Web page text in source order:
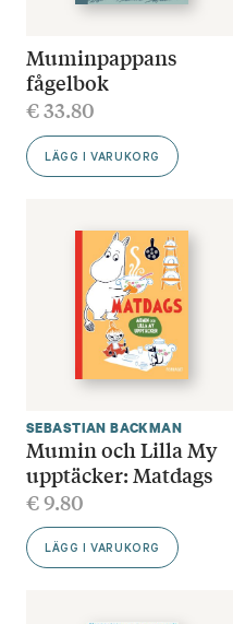
Muminpappans
fågelbok
€33.80
LÄGG I VARUKORG
SEBASTIAN BACKMAN
Mumin och Lilla My
upptäcker: Matdags
€9.80
LÄGG I VARUKORG